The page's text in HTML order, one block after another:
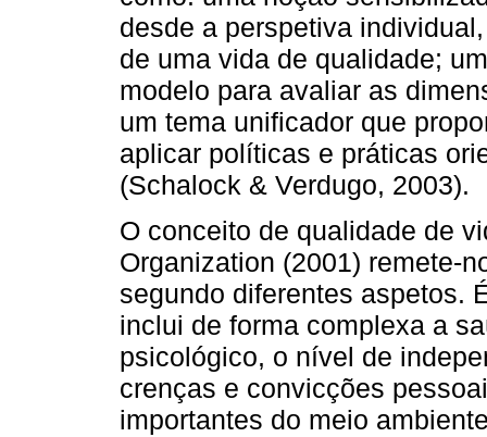
desde a perspetiva
de uma vida de qualidade;
modelo para avaliar as
um tema unificador que
aplicar políticas e práticas
(Schalock & Verdugo, 2003).
O conceito de qualidade de
Organization (2001) remete-
segundo diferentes aspetos.
inclui de forma complexa a
psicológico, o nível de
crenças e convicções
importantes do meio